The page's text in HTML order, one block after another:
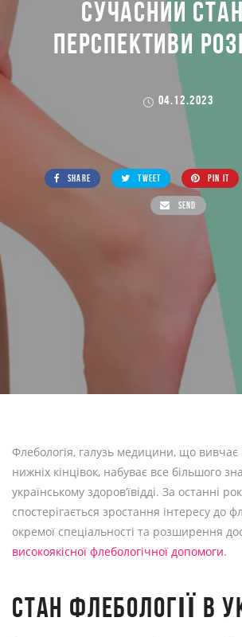
СУЧАСНИЙ
ПЕРСПЕКТИВИ
04.12.2023
SHARE TWEET PIN IT
SEND
lifeinlove.com Без категории
Сучасний Стан та Перспективи
Флебологія, галузь медицини, що
нижніх кінцівок, набуває все більшого
українському здоров’ївідді. За останні
спостерігається зростання інтересу до
окремої спеціальності та розширення
високоякісної флебологічної допомоги.
СТАН ФЛЕБОЛОГІЇ В